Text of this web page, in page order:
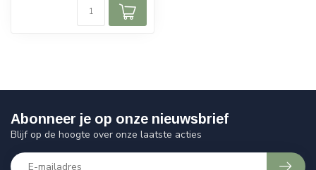
Abonneer je op onze nieuwsbrief
Blijf op de hoogte over onze laatste acties